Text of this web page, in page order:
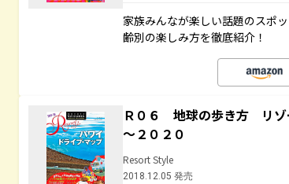
家族みんなが楽しい話題のスポ
齢別の楽しみ方を徹底紹介！
Ｒ０６ 地球の歩き方 リ
～２０２０
Resort Style
2018.12.05 発売